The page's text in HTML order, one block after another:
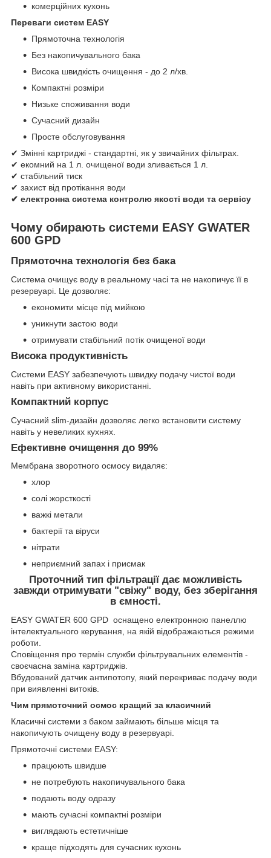
комерційних кухонь
Переваги систем EASY
Прямоточна технологія
Без накопичувального бака
Висока швидкість очищення - до 2 л/хв.
Компактні розміри
Низьке споживання води
Сучасний дизайн
Просте обслуговування
✔ Змінні картриджі - стандартні, як у звичайних фільтрах.
✔ екомний на 1 л. очищеної води зливається 1 л.
✔ стабільний тиск
✔ захист від протікання води
✔ електронна система контролю якості води та сервісу
Чому обирають системи EASY GWATER
600 GPD
Прямоточна технологія без бака
Система очищує воду в реальному часі та не накопичує її в
резервуарі. Це дозволяє:
економити місце під мийкою
уникнути застою води
отримувати стабільний потік очищеної води
Висока продуктивність
Системи EASY забезпечують швидку подачу чистої води
навіть при активному використанні.
Компактний корпус
Сучасний slim-дизайн дозволяє легко встановити систему
навіть у невеликих кухнях.
Ефективне очищення до 99%
Мембрана зворотного осмосу видаляє:
хлор
солі жорсткості
важкі метали
бактерії та віруси
нітрати
неприємний запах і присмак
Проточний тип фільтрації дає можливість
завжди отримувати "свіжу" воду, без зберігання
в ємності.
EASY GWATER 600 GPD оснащено електронною панеллю
інтелектуального керування, на якій відображаються режими
роботи.
Сповіщення про термін служби фільтрувальних елементів -
своєчасна заміна картриджів.
Вбудований датчик антипотопу, який перекриває подачу води
при виявленні витоків.
Чим прямоточний осмос кращий за класичний
Класичні системи з баком займають більше місця та
накопичують очищену воду в резервуарі.
Прямоточні системи EASY:
працюють швидше
не потребують накопичувального бака
подають воду одразу
мають сучасні компактні розміри
виглядають естетичніше
краще підходять для сучасних кухонь